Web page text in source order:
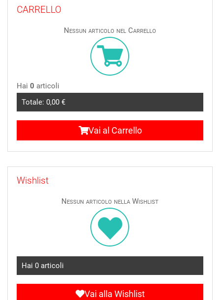
CARRELLO
Nessun articolo nel Carrello
Hai 0 articoli
Totale: 0,00 €
Vai al Carrello
Wishlist
Nessun articolo nella Wishlist
Hai 0 articoli
Vai alla Wishlist